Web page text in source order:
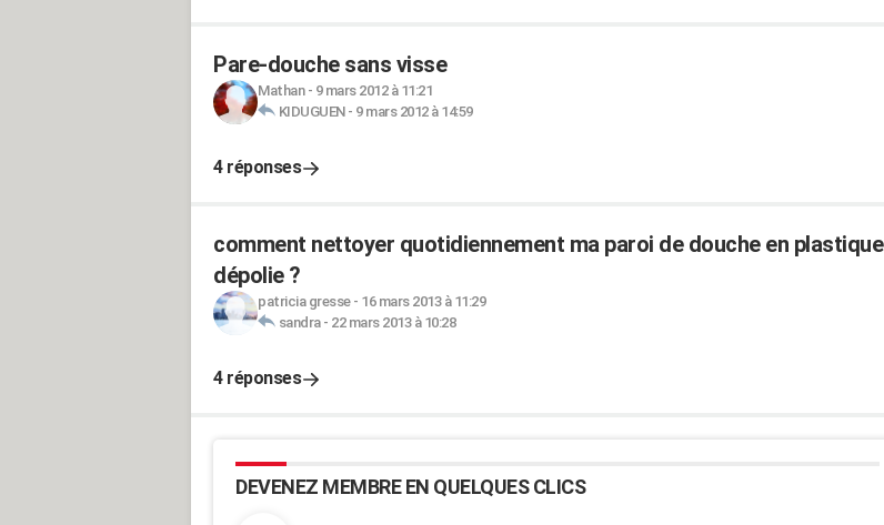
Pare-douche sans visse
Mathan- 9 mars 2012 à 11:21
KIDUGUEN- 9 mars 2012 à 14:59
4 réponses
comment nettoyer quotidiennement ma paroi de douche en plastique
dépolie ?
patricia gresse- 16 mars 2013 à 11:29
sandra- 22 mars 2013 à 10:28
4 réponses
DEVENEZ MEMBRE EN QUELQUES CLICS